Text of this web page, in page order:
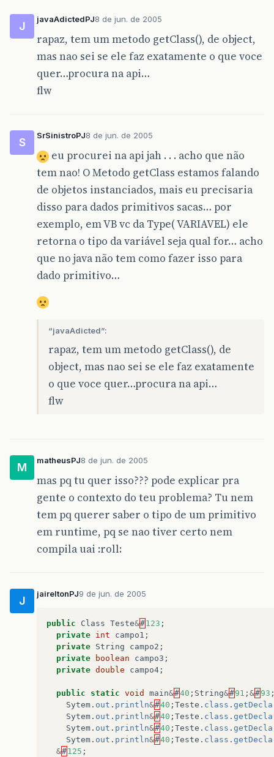
J
javaAdictedPJ8 de jun. de 2005
rapaz, tem um metodo getClass(), de object,
mas nao sei se ele faz exatamente o que voce
quer…procura na api…
flw
S
SrSinistroPJ8 de jun. de 2005
eu procurei na api jah . . . acho que não
tem nao! O Metodo getClass estamos falando
de objetos instanciados, mais eu precisaria
disso para dados primitivos sacas… por
exemplo, em VB vc da Type( VARIAVEL) ele
retorna o tipo da variável seja qual for… acho
que no java não tem como fazer isso para
dado primitivo…
“javaAdicted”:
rapaz, tem um metodo getClass(), de
object, mas nao sei se ele faz exatamente
o que voce quer…procura na api…
flw
M
matheusPJ8 de jun. de 2005
mas pq tu quer isso??? pode explicar pra
gente o contexto do teu problema? Tu nem
tem pq querer saber o tipo de um primitivo
em runtime, pq se nao tiver certo nem
compila uai :roll:
J
jaireltonPJ9 de jun. de 2005
public Class Teste&#123 ;
private int campo1 ;
private String campo2 ;
private
boolean campo3 ;
private double campo4 ;
public static void main&#40 ; String&#91 ; &#93
Sytem . out . println&#40 ; Teste . class .
Sytem . out . println&#40 ; Teste . class .
Sytem . out . println&#40 ; Teste . class .
Sytem . out . println&#40 ; Teste . class .
&#125 ;